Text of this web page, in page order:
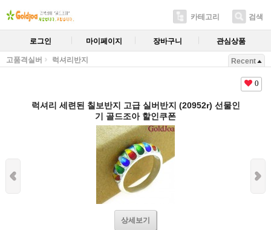
카테고리 검색
로그인 마이페이지 장바구니 관심상품
고품격실버 럭셔리반지 Recent
0
럭셔리 세련된 칠보반지 고급 실버반지 (20952r) 선물인
기 골드조아 할인쿠폰
상세보기